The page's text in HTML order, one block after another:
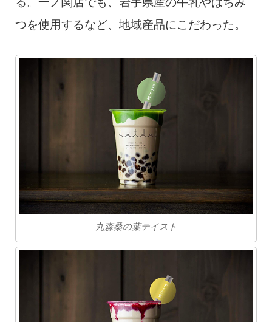
つを使用するなど、地域産品にこだわった。
丸森桑の葉テイスト